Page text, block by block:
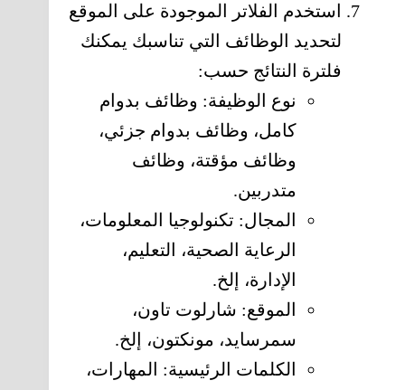
استخدم الفلاتر الموجودة على الموقع
لتحديد الوظائف التي تناسبك يمكنك
فلترة النتائج حسب:
نوع الوظيفة: وظائف بدوام
كامل، وظائف بدوام جزئي،
وظائف مؤقتة، وظائف
متدربين.
المجال: تكنولوجيا المعلومات،
الرعاية الصحية، التعليم،
الإدارة، إلخ.
الموقع: شارلوت تاون،
سمرسايد، مونكتون، إلخ.
الكلمات الرئيسية: المهارات،